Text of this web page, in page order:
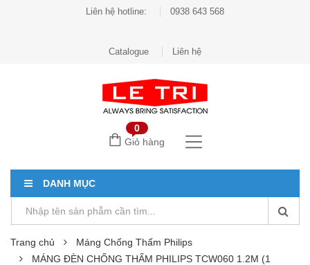
Liên hệ hotline: 0938 643 568
Catalogue Liên hệ
0
Giỏ hàng
DANH MỤC
Trang chủ
Máng Chống Thấm Philips
MÁNG ĐÈN CHỐNG THẤM PHILIPS TCW060 1.2M (1